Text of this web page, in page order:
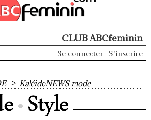
CLUB ABCfeminin
Se connecter S'inscrire
> KaléidoNEWS mode